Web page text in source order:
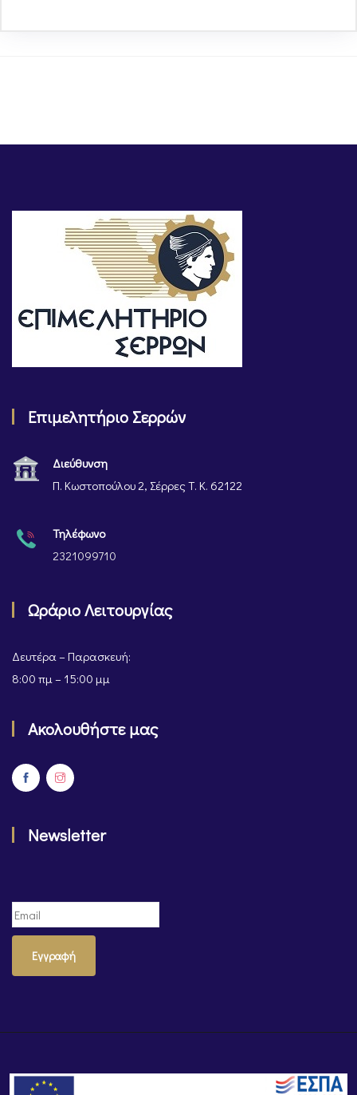
Επιμελητήριο Σερρών
Διεύθυνση
Π. Κωστοπούλου 2, Σέρρες Τ. Κ. 62122
Τηλέφωνο
2321099710
Ωράριο Λειτουργίας
Δευτέρα – Παρασκευή:
8:00 πμ – 15:00 μμ
Ακολουθήστε μας
Newsletter
Εγγραφή